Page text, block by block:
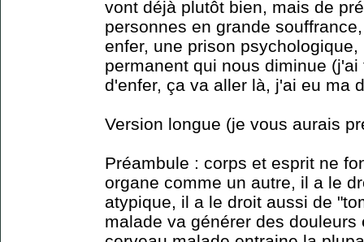
vont déjà plutôt bien, mais de
personnes en grande
enfer, une prison
permanent qui nous diminue
d'enfer, ça va aller là, j'ai eu ma
Version longue (je vous aurais
Préambule : corps et esprit ne
organe comme un autre, il a le
atypique, il a le droit aussi de
malade va générer des